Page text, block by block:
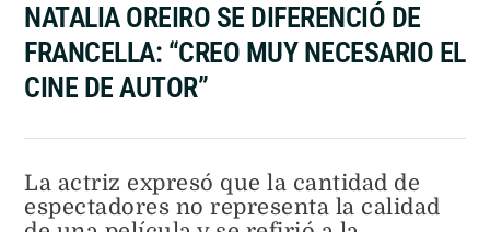
NATALIA OREIRO SE DIFERENCIÓ DE
FRANCELLA: “CREO MUY NECESARIO EL
CINE DE AUTOR”
La actriz expresó que la cantidad de
espectadores no representa la calidad